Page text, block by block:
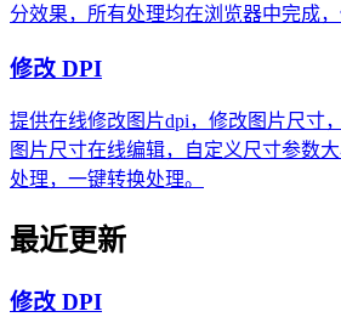
分效果，所有处理均在浏览器中完成，
修改 DPI
提供在线修改图片dpi，修改图片尺寸
图片尺寸在线编辑，自定义尺寸参数
处理，一键转换处理。
最近更新
修改 DPI